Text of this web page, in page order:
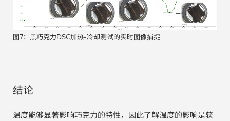
图7：黑巧克力DSC加热-冷却测试的实时图像捕捉
结论
温度能够显著影响巧克力的特性，因此了解温度的影响是获